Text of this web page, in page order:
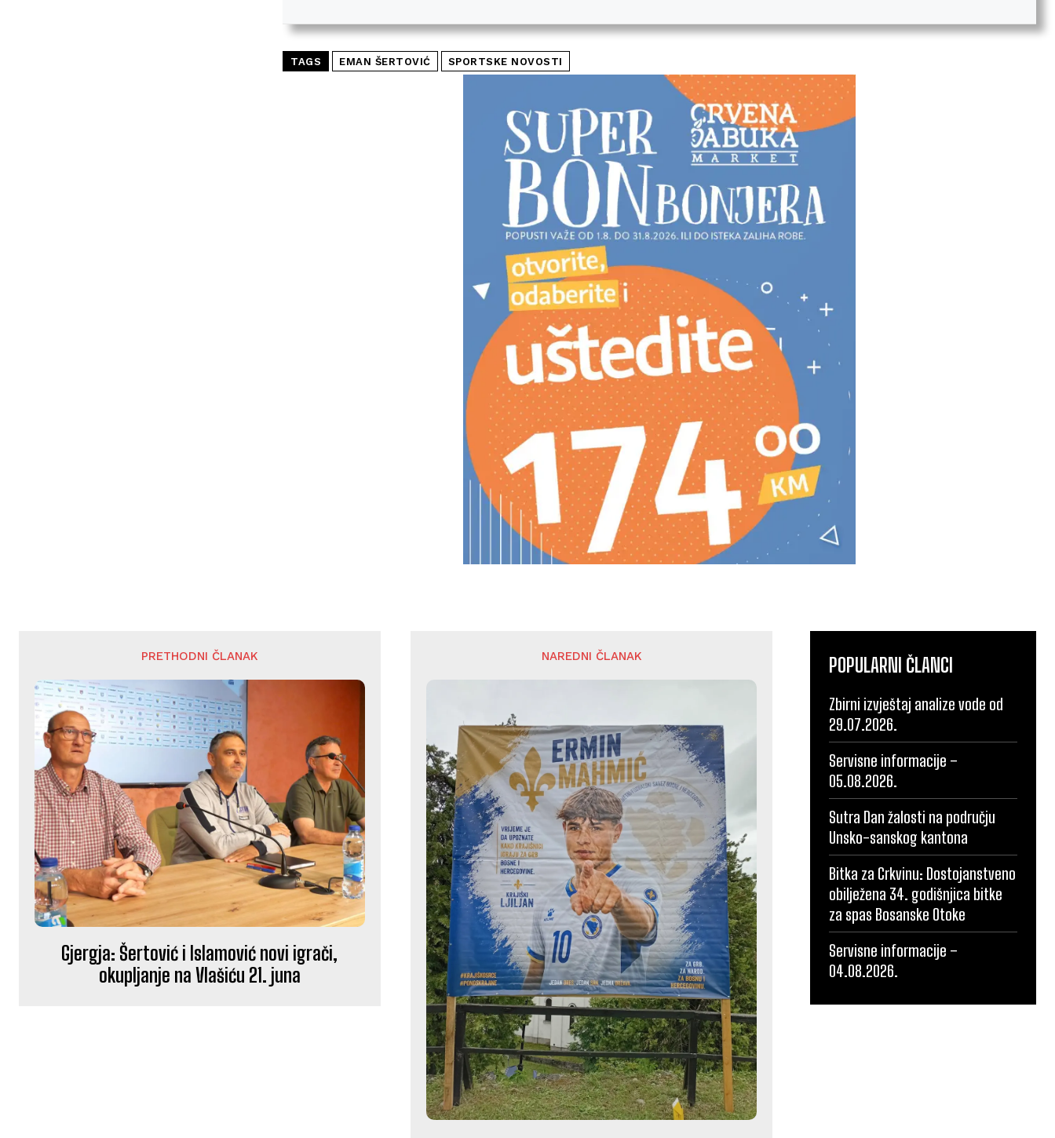
TAGS EMAN ŠERTOVIĆ SPORTSKE NOVOSTI
PRETHODNI ČLANAK
Gjergja: Šertović i Islamović novi igrači,
okupljanje na Vlašiću 21. juna
NAREDNI ČLANAK POPULARNI ČLANCI
Zbirni izvještaj analize vode od
29.07.2026.
Servisne informacije –
05.08.2026.
Sutra Dan žalosti na području
Unsko-sanskog kantona
Bitka za Crkvinu: Dostojanstveno
obilježena 34. godišnjica bitke
za spas Bosanske Otoke
Servisne informacije –
04.08.2026.